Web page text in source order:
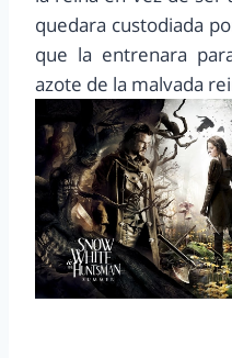
quedara custodiada
que la entrenara
azote de la malvada